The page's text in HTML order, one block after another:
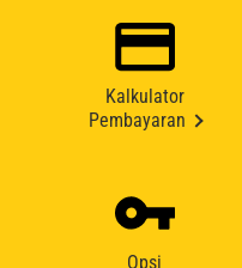
Kalkulator
Pembayaran
Opsi